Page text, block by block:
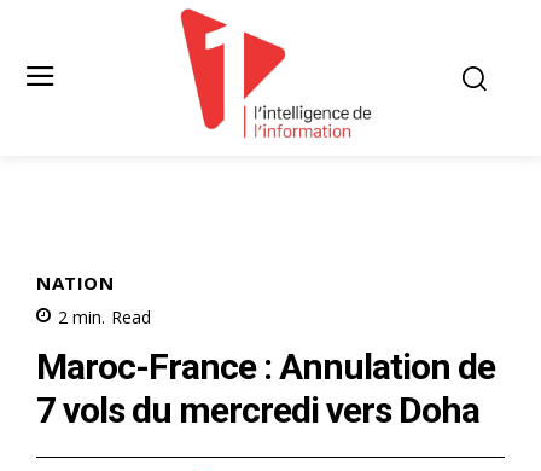
NATION
2 min. Read
Maroc-France : Annulation de
7 vols du mercredi vers Doha